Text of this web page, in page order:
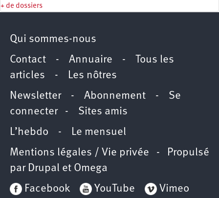
+ de dossiers
Qui sommes-nous
Contact - Annuaire -
Tous les
articles - Les nôtres
Newsletter- Abonnement - Se
connecter- Sites amis
L’hebdo - Le mensuel
Mentions légales / Vie privée - Propulsé
par Drupal et Omega
Facebook
YouTube Vimeo